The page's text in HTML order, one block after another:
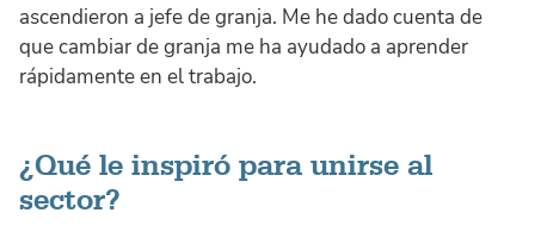
ascendieron a jefe de granja. Me he dado cuenta de
que cambiar de granja me ha ayudado a aprender
rápidamente en el trabajo.
¿Qué le inspiró para unirse al
sector?